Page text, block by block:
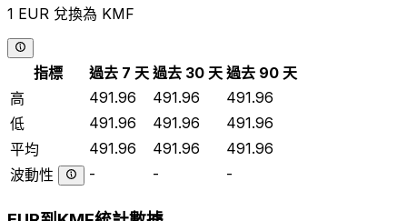
1 EUR 兌換為 KMF
指標 過去 7 天 過去 30 天 過去 90 天
高
491.96 491.96
491.96
低
491.96 491.96
491.96
平均
491.96 491.96
491.96
波動性
- - -